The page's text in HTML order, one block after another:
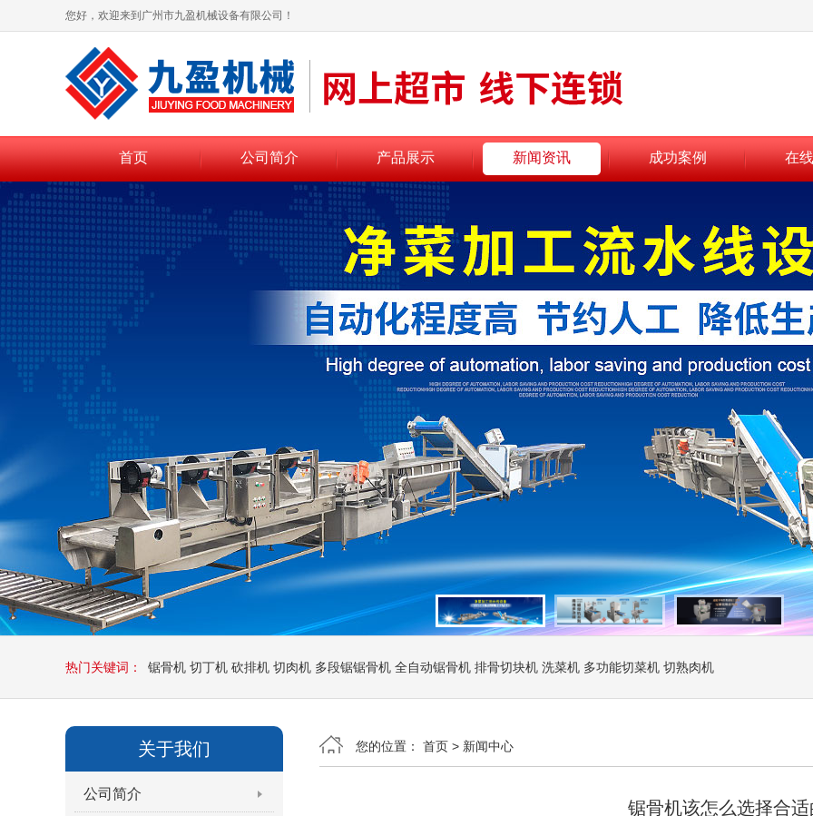
您好，欢迎来到广州市九盈机械设备有限公司！
首页 公司简介 产品展示 新闻资讯 成功案例 在
热门关键词： 锯骨机 切丁机 砍排机 切肉机 多段锯锯骨机 全自动锯骨机 排骨切块机 洗菜机 多功能切菜机 切熟肉机
关于我们
公司简介
您的位置： 首页 > 新闻中心
锯骨机该怎么选择合